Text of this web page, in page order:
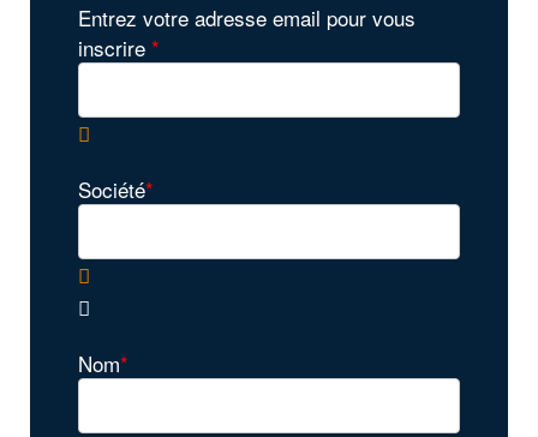
Entrez votre adresse email pour vous
inscrire *
Société*
Nom*